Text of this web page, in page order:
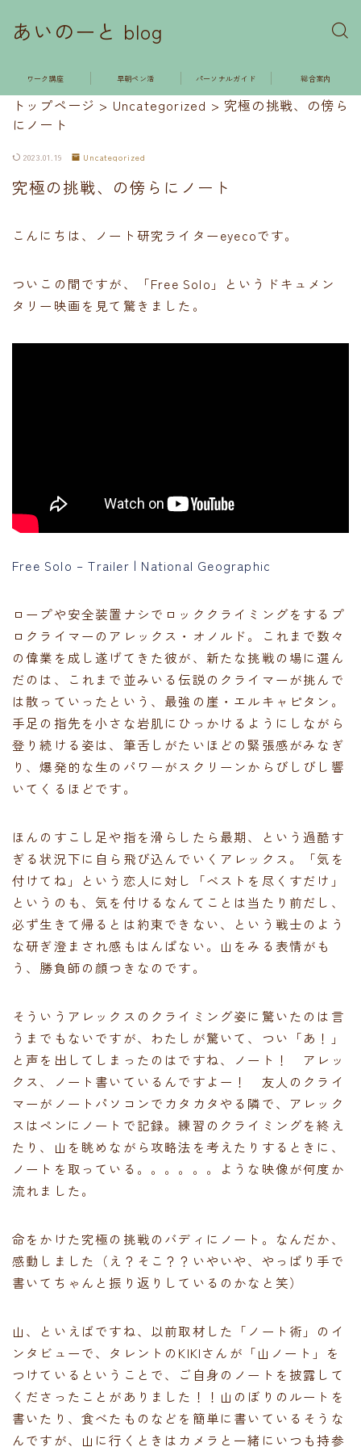
あいのーと blog
ワーク講座 早朝ペン活 パーソナルガイド 総合案内
トップページ > Uncategorized > 究極の挑戦、の傍ら
にノート
2023.01.19 Uncategorized
究極の挑戦、の傍らにノート
こんにちは、ノート研究ライターeyecoです。
ついこの間ですが、「Free Solo」というドキュメン
タリー映画を見て驚きました。
Free Solo – Trailer | National Geographic
ロープや安全装置ナシでロッククライミングをするプ
ロクライマーのアレックス・オノルド。これまで数々
の偉業を成し遂げてきた彼が、新たな挑戦の場に選ん
だのは、これまで並みいる伝説のクライマーが挑んで
は散っていったという、最強の崖・エルキャピタン。
手足の指先を小さな岩肌にひっかけるようにしながら
登り続ける姿は、筆舌しがたいほどの緊張感がみなぎ
り、爆発的な生のパワーがスクリーンからびしびし響
いてくるほどです。
ほんのすこし足や指を滑らしたら最期、という過酷す
ぎる状況下に自ら飛び込んでいくアレックス。「気を
付けてね」という恋人に対し「ベストを尽くすだけ」
というのも、気を付けるなんてことは当たり前だし、
必ず生きて帰るとは約束できない、という戦士のよう
な研ぎ澄まされ感もはんぱない。山をみる表情がも
う、勝負師の顔つきなのです。
そういうアレックスのクライミング姿に驚いたのは言
うまでもないですが、わたしが驚いて、つい「あ！」
と声を出してしまったのはですね、ノート！ アレッ
クス、ノート書いているんですよー！ 友人のクライ
マーがノートパソコンでカタカタやる隣で、アレック
スはペンにノートで記録。練習のクライミングを終え
たり、山を眺めながら攻略法を考えたりするときに、
ノートを取っている。。。。。。ような映像が何度か
流れました。
命をかけた究極の挑戦のバディにノート。なんだか、
感動しました（え？そこ？？いやいや、やっぱり手で
書いてちゃんと振り返りしているのかなと笑）
山、といえばですね、以前取材した「ノート術」のイ
ンタビューで、タレントのKIKIさんが「山ノート」を
つけているということで、ご自身のノートを披露して
くださったことがありました！！山のぼりのルートを
書いたり、食べたものなどを簡単に書いているそうな
んですが、山に行くときはカメラと一緒にいつも持参